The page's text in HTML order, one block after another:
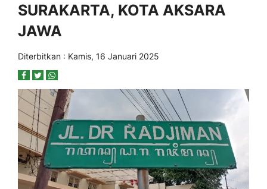
SURAKARTA, KOTA AKSARA
JAWA
Diterbitkan : Kamis, 16 Januari 2025